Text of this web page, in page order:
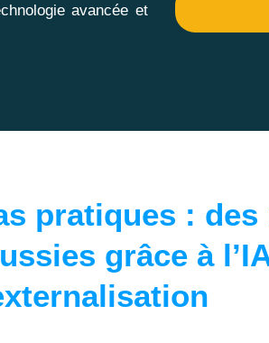
avancée et
pratiques :
grâce à